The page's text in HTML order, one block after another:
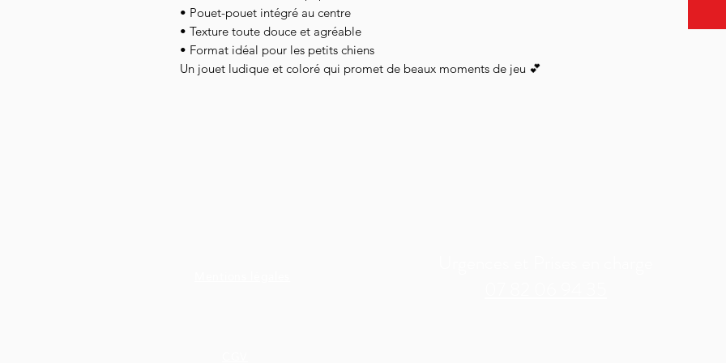
• Pouet-pouet intégré au centre
• Texture toute douce et agréable
• Format idéal pour les petits chiens
Un jouet ludique et coloré qui promet de beaux moments de jeu 💕